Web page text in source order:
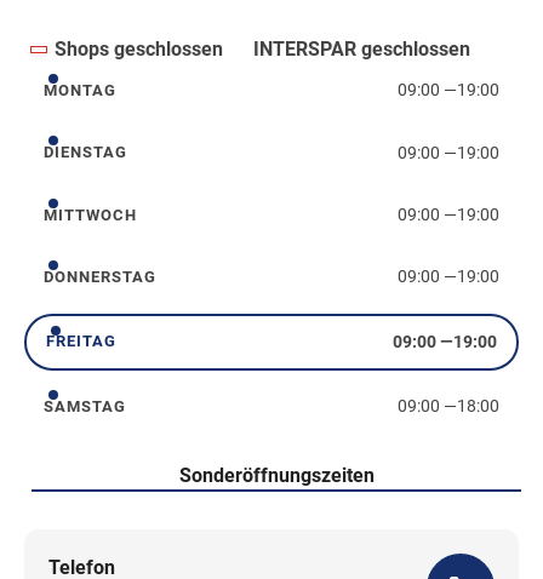
Shops geschlossen INTERSPAR geschlossen
Montag
MONTAG 09:00 —19:00
Dienstag
DIENSTAG 09:00 —19:00
Mittwoch
MITTWOCH 09:00 —19:00
Donnerstag
DONNERSTAG 09:00 —19:00
Freitag
FREITAG 09:00—19:00
Samstag
SAMSTAG 09:00 —18:00
Sonderöffnungszeiten
Telefon